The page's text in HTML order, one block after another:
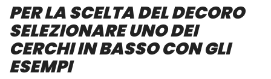
PER LA SCELTA DEL DECORO
SELEZIONARE UNO DEI
CERCHI IN BASSO CON GLI
ESEMPI